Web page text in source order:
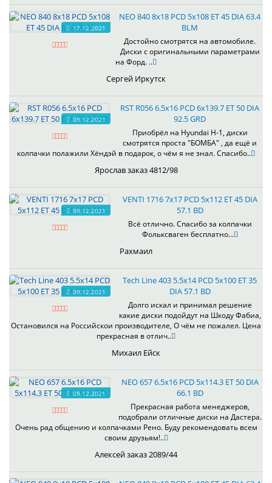
17.12.2021
NEO 840 8x18 PCD 5x108 ET 45 DIA 63.4
BLM
Достойно смотрятся на автомобиле.
Диски с оригинальными параметрами
на Форд. ..
Сергей Иркутск
09.12.2021
RST R056 6.5x16 PCD 6x139.7 ET 50 DIA
92.5 GRD
Приобрёл на Hyundai H-1, диски
смотрятся проста "БОМБА" , да ещё и
колпачки полажили Хёндэй в подарок, о чём я не знал. Спасибо..
Ярослав заказ 4812/98
09.12.2021
VENTI 1716 7x17 PCD 5x112 ET 45 DIA
57.1 BD
Всё отлично. Спасибо за колпачки
Фольксваген бесплатно...
Рахмаил
09.12.2021
Tech Line 403 5.5x14 PCD 5x100 ET 35
DIA 57.1 BD
Долго искал и принимал решение
какие диски подойдут на Шкоду Фабиа,
Остановился на Российскои производителе, О чём не пожалел. Цена
прекрасная в отлич..
Михаил Ейск
09.12.2021
NEO 657 6.5x16 PCD 5x114.3 ET 50 DIA
66.1 BD
Прекрасная работа менеджеров,
подобрали отличные диски на Дастера.
Очень рад общению и колпачками Рено. Буду рекомендовать всем
своим друзьям!..
Алексей заказ 2089/44